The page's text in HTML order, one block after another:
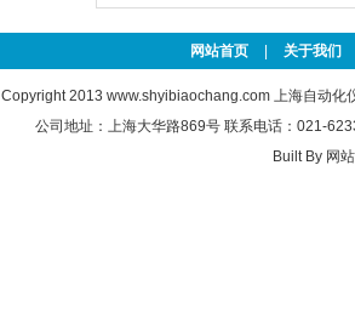
网站首页 关于我们
Copyright 2013 www.shyibiaochang.com上海自动化
公司地址：上海大华路869号 联系电话：021-
Built By 网